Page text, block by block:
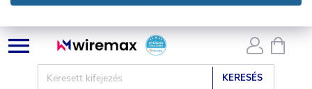
Ugrás
KERESÉS